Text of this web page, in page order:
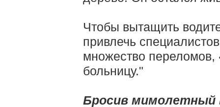
Чтобы вытащить
привлечь
множество переломов,
больницу."
Бросив мимолетный